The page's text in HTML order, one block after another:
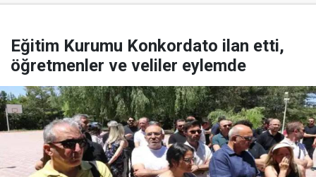
Eğitim Kurumu Konkordato ilan etti,
öğretmenler ve veliler eylemde